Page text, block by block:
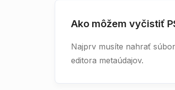
Ako môžem vyčistiť
Najprv musíte nahrať
editora metaúdajov.